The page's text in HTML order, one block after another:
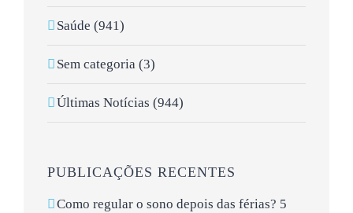
Saúde (941)
Sem categoria (3)
Últimas Notícias (944)
PUBLICAÇÕES RECENTES
Como regular o sono depois das férias? 5